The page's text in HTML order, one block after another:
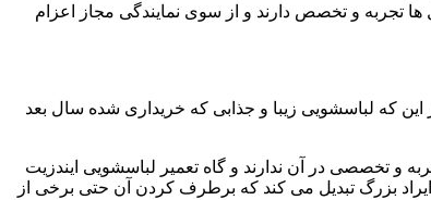
ها تجربه و تخصص دارند و از سوی نمایندگی مجاز اعزام
که لباسشویی زیبا و جذابی که خریداری شده سال بعد
و تخصصی در آن ندارند و گاه تعمیر لباسشویی ایندزیت
ایراد بزرگ تبدیل می کند که برطرف کردن آن حتی برخی از